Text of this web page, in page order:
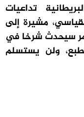
تداعيات
مشيرة إلى
سيحدث شرخا في
ولن يستسلم